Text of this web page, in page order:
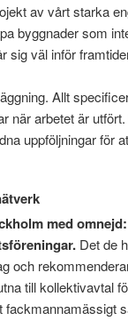
av vårt starka
byggnader som
sig väl inför
Allt
när arbetet är
uppföljningar för
med
Det de
och
till kollektivavtal
fackmannamässigt